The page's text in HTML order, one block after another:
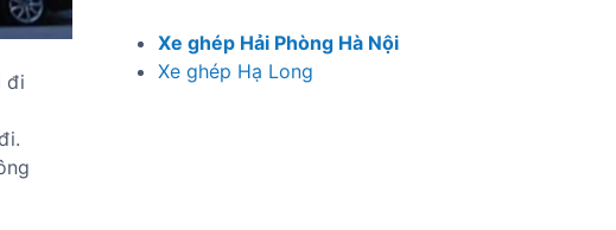
đi
Xe ghép Hải Phòng Hà Nội
Xe ghép Hạ Long